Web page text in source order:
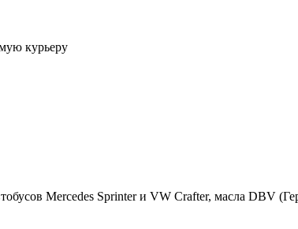
курьеру
Mercedes Sprinter и VW Crafter, масла DBV